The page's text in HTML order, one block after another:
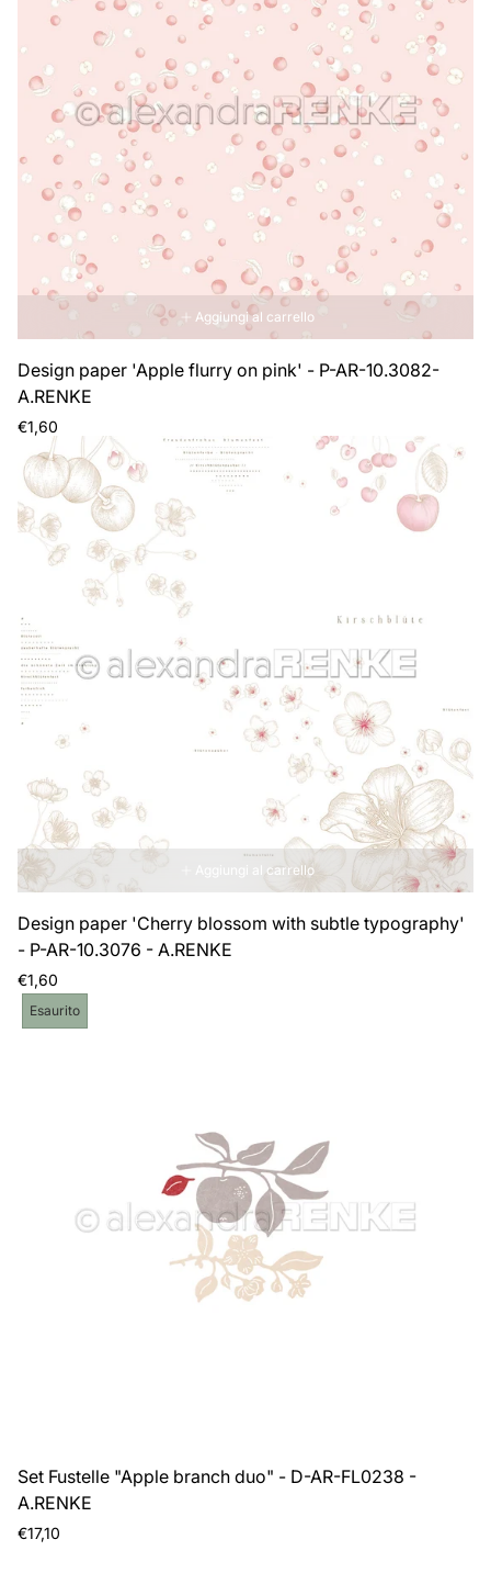
Aggiungi al carrello
Design paper 'Apple flurry on pink' - P-AR-10.3082-
A.RENKE
Prezzo
normale
€1,60
Aggiungi al carrello
Design paper 'Cherry blossom with subtle typography'
- P-AR-10.3076 - A.RENKE
Prezzo
normale
€1,60
Etichetta
del
Esaurito
Set Fustelle "Apple branch duo" - D-AR-FL0238 -
A.RENKE
Prezzo
€17,10